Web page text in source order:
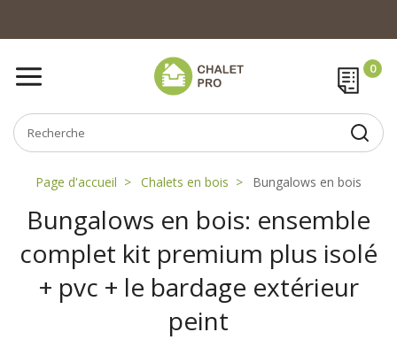
Page d'accueil Chalets en bois Bungalows en bois
Bungalows en bois: ensemble
complet kit premium plus isolé
+ pvc + le bardage extérieur
peint